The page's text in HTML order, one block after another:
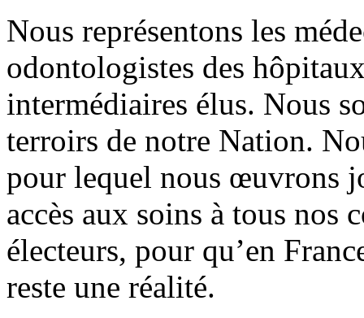
Nous représentons les
odontologistes des
intermédiaires élus. Nous
terroirs de notre Nation.
pour lequel nous œuvrons
accès aux soins à tous nos
électeurs, pour qu’en
reste une réalité.